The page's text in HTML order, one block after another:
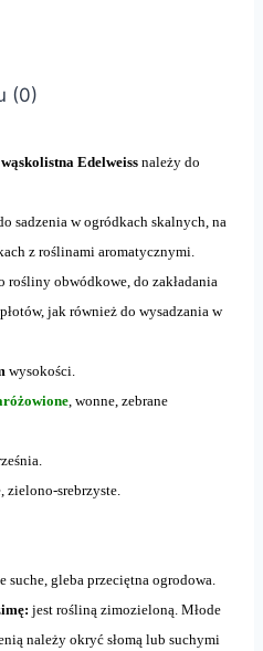
(0)
Edelweiss należy do
sadzenia w ogródkach skalnych, na
z roślinami aromatycznymi.
obwódkowe, do zakładania
jak również do wysadzania w
wysokości.
, wonne, zebrane
zielono-srebrzyste.
suche, gleba przeciętna ogrodowa.
jest rośliną zimozieloną. Młode
należy okryć słomą lub suchymi